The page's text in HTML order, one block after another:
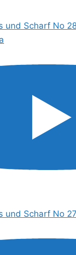
und Scharf No
und Scharf No 27